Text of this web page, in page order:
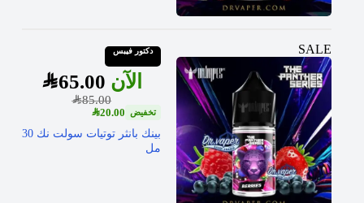
SALE دكتور فيبس
SAR85.00
SAR65.00
SAR20.00
بينك بانثر توتيات سولت نك 30
مل